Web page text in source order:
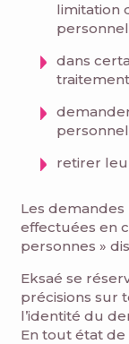
limitation
dans
retirer
Les
effectuées en
personnes »
Eksaé se
précisions sur
l’identité du
En tout état de